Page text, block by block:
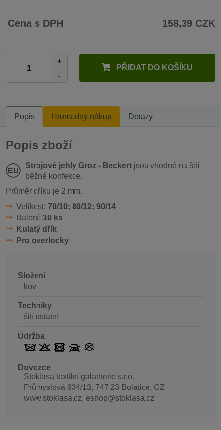
Cena s DPH 158,39 CZK
+
-
PŘIDAT DO KOŠÍKU
Popis Hromadný nákup Dotazy
Popis zboží
Strojové jehly Groz - Beckert jsou vhodné na šití
běžné konfekce.
Průměr dříku je 2 mm.
Velikost: 70/10; 80/12; 90/14
Balení: 10 ks
Kulatý dřík
Pro overlocky
Složení
kov
Techniky
šití ostatní
Údržba
Dovozce
Stoklasa textilní galanterie s.r.o.
Průmyslová 934/13, 747 23 Bolatice, CZ
www.stoklasa.cz, eshop@stoklasa.cz